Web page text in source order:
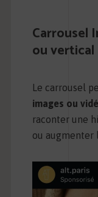
Carrousel
ou vertical
Le carrousel
images ou
raconter une
ou augmenter